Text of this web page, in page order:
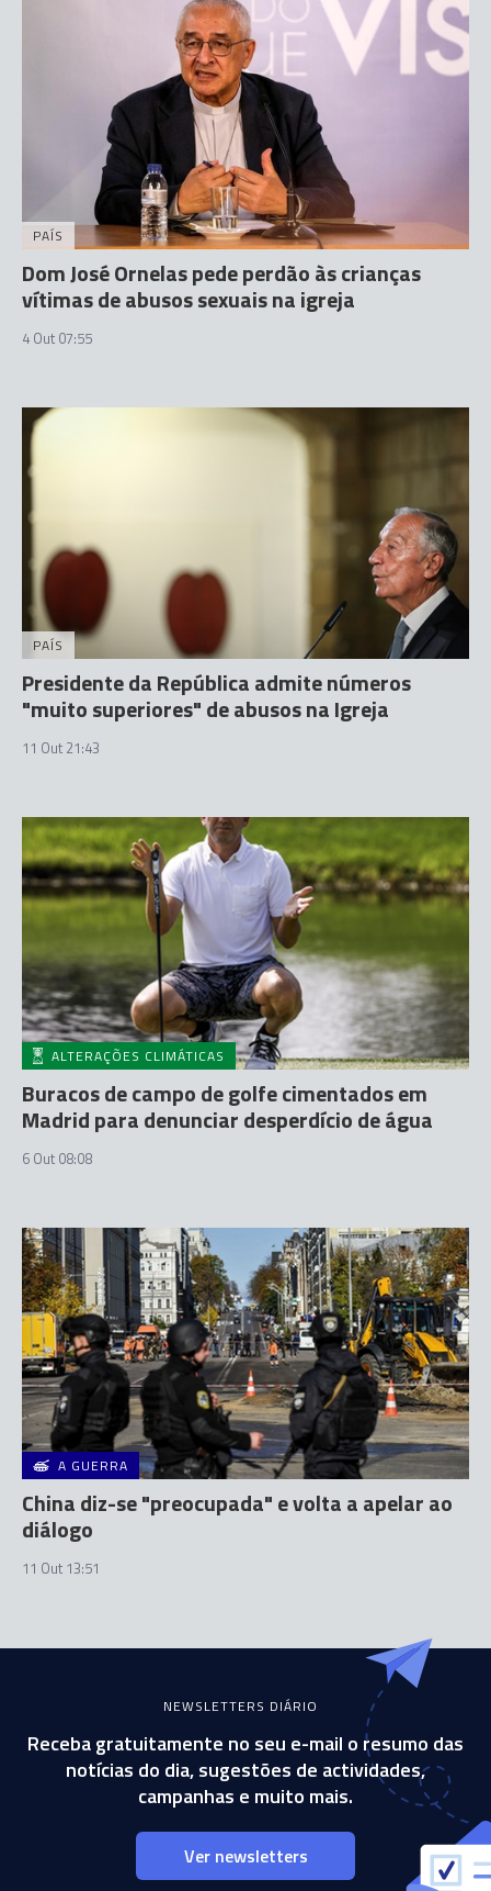
PAÍS
Dom José Ornelas pede perdão às crianças
vítimas de abusos sexuais na igreja
4 Out 07:55
PAÍS
Presidente da República admite números
"muito superiores" de abusos na Igreja
11 Out 21:43
ALTERAÇÕES CLIMÁTICAS
Buracos de campo de golfe cimentados em
Madrid para denunciar desperdício de água
6 Out 08:08
A GUERRA
China diz-se "preocupada" e volta a apelar ao
diálogo
11 Out 13:51
NEWSLETTERS DIÁRIO
Receba gratuitamente no seu e-mail o resumo das
notícias do dia, sugestões de actividades,
campanhas e muito mais.
Ver newsletters